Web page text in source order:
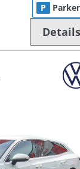
P
Details